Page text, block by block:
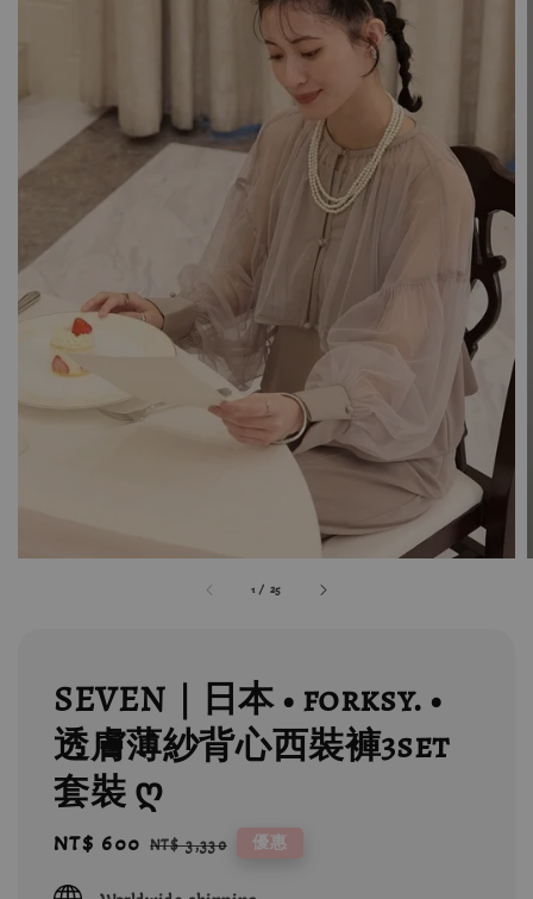
1 / 25
SEVEN｜日本 • forksy. •
透膚薄紗背心西裝褲3set
套裝 ღ
Sale
NT$ 600 Regular
NT$ 3,330 優惠